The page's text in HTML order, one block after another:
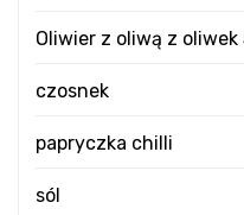
Oliwier z oliwą z oliwek
czosnek
papryczka chilli
sól